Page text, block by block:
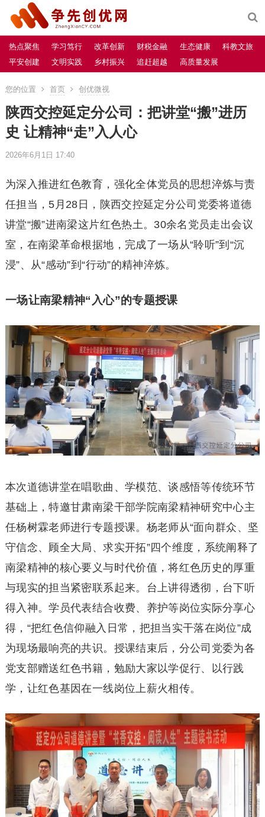
热点聚焦 学习笃行 改革创新 财税金融 生态健康
科教文旅
平安创建
文明实践 乡村振兴 追赶超越 高质量发展
您的位置 首页 创优微视
陕西交控延定分公司：把讲堂“搬”进历
史 让精神“走”入人心
2026年6月1日 17:40
为深入推进红色教育，强化全体党员的思想淬炼与责
任担当，5月28日，陕西交控延定分公司党委将道德
讲堂“搬”进南梁这片红色热土。30余名党员走出会议
室，在南梁革命根据地，完成了一场从“聆听”到“沉
浸”、从“感动”到“行动”的精神淬炼。
一场让南梁精神“入心”的专题授课
本次道德讲堂在唱歌曲、学模范、谈感悟等传统环节
基础上，特邀甘肃南梁干部学院南梁精神研究中心主
任杨树霖老师进行专题授课。杨老师从“面向群众、坚
守信念、顾全大局、求实开拓”四个维度，系统阐释了
南梁精神的核心要义与时代价值，将红色历史的厚重
与现实的担当紧密联系起来。台上讲得透彻，台下听
得入神。学员代表结合收费、养护等岗位实际分享心
得，“把红色信仰融入日常，把担当实干落在岗位”成
为现场最响亮的共识。授课结束后，分公司党委为各
党支部赠送红色书籍，勉励大家以学促行、以行践
学，让红色基因在一线岗位上薪火相传。